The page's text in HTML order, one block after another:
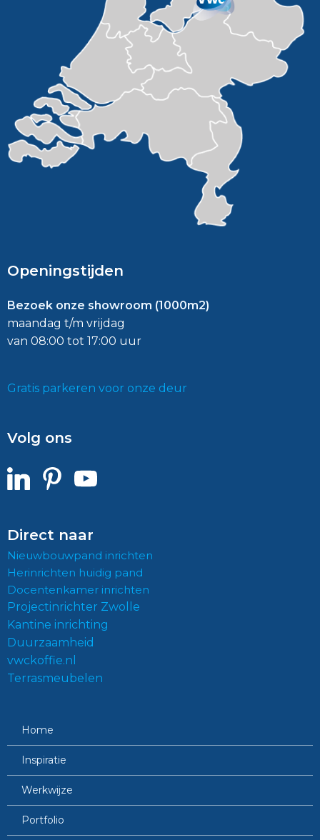
Home
Inspiratie
Werkwijze
Portfolio
Openingstijden
Bezoek onze showroom (1000m2)
maandag t/m vrijdag
van 08:00 tot 17:00 uur
Gratis parkeren voor onze deur
Volg ons
Direct naar
Nieuwbouwpand inrichten
Herinrichten huidig pand
Docentenkamer inrichten
Projectinrichter Zwolle
Kantine inrichting
Duurzaamheid
vwckoffie.nl
Terrasmeubelen